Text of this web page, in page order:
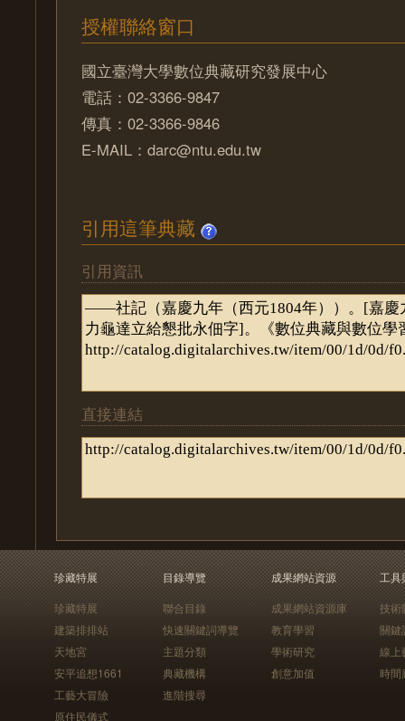
授權聯絡窗口
國立臺灣大學數位典藏研究發展中心
電話：02-3366-9847
傳真：02-3366-9846
E-MAIL：darc@ntu.edu.tw
引用這筆典藏
引用資訊
直接連結
珍藏特展
珍藏特展
建築排排站
天地宮
安平追想1661
工藝大冒險
原住民儀式
目錄導覽
聯合目錄
快速關鍵詞導覽
主題分類
典藏機構
進階搜尋
成果網站資源
成果網站資源庫
教育學習
學術研究
創意加值
工具
技術
關鍵
線上
時間